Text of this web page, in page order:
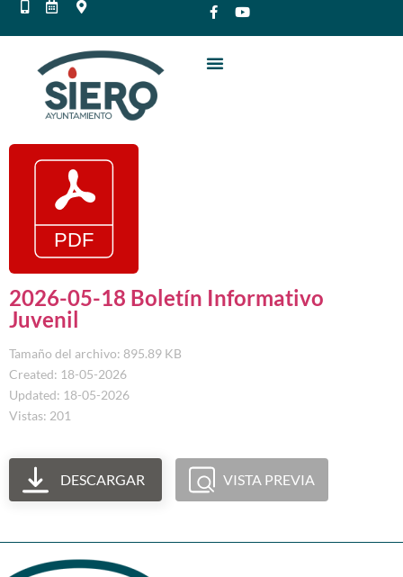
2026-05-18 Boletín Informativo
Juvenil
Tamaño del archivo: 895.89 KB
Created: 18-05-2026
Updated: 18-05-2026
Vistas: 201
DESCARGAR VISTA PREVIA